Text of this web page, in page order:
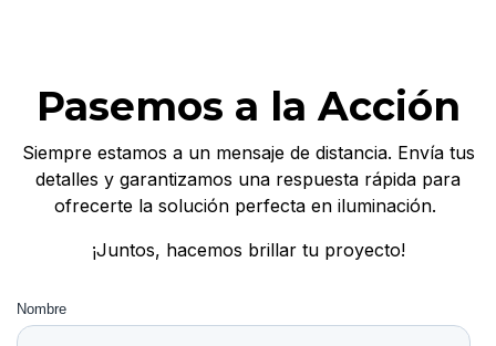
Pasemos a la Acción
Siempre estamos a un mensaje de distancia. Envía tus
detalles y garantizamos una respuesta rápida para
ofrecerte la solución perfecta en iluminación.
¡Juntos, hacemos brillar tu proyecto!